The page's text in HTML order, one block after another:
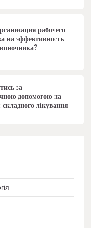
рабочего
на эффективность
за
допомогою на
лікування